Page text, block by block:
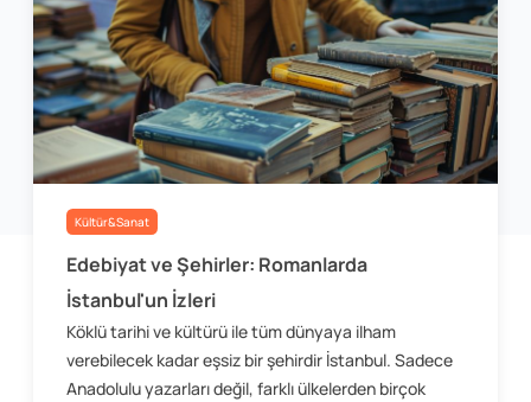
Kültür&Sanat
Edebiyat ve Şehirler: Romanlarda
İstanbul'un İzleri
Köklü tarihi ve kültürü ile tüm dünyaya ilham
verebilecek kadar eşsiz bir şehirdir İstanbul. Sadece
Anadolulu yazarları değil, farklı ülkelerden birçok